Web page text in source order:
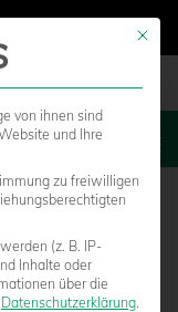
Mit
von ihnen sind
und Ihre
zu freiwilligen
(z. B. IP-
Inhalte oder
über die
Datenschutzerklärung.